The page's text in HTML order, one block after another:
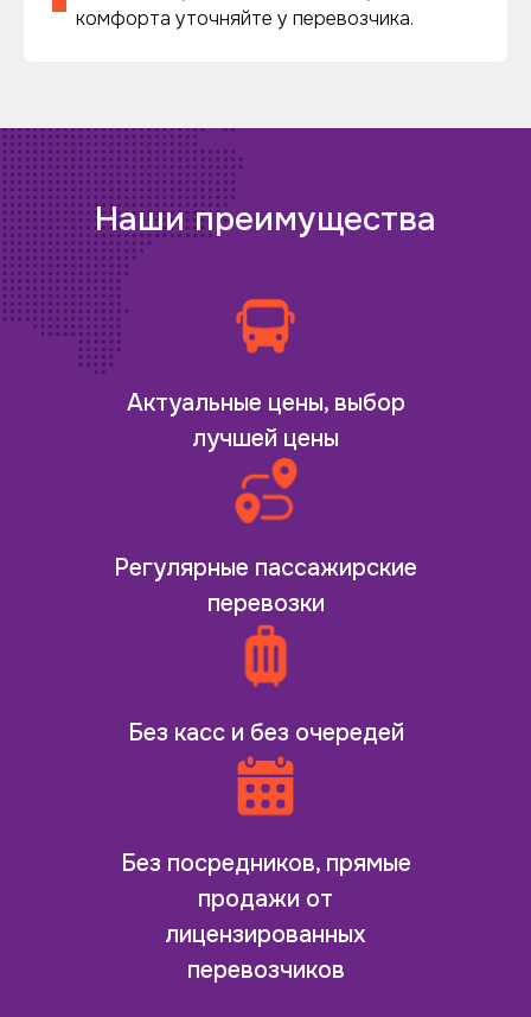
комфорта уточняйте у перевозчика.
Наши преимущества
Актуальные цены, выбор
лучшей цены
Регулярные пассажирские
перевозки
Без касс и без очередей
Без посредников, прямые
продажи от
лицензированных
перевозчиков